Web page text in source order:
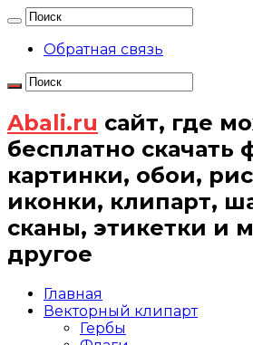
Обратная связь
Abali.ru сайт, где
бесплатно скачать
картинки, обои,
иконки, клипарт,
сканы, этикетки и
другое
Главная
Векторный клипарт
Гербы